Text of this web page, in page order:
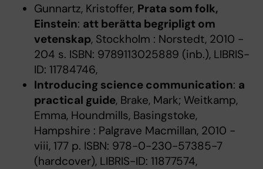
Gunnartz, Kristoffer, Prata som folk,
Einstein: att berätta begripligt om
vetenskap, Stockholm : Norstedt, 2010 -
204 s. ISBN: 9789113025889 (inb.), LIBRIS-
ID: 11784746,
Introducing science communication: a
practical guide, Brake, Mark; Weitkamp,
Emma, Houndmills, Basingstoke,
Hampshire : Palgrave Macmillan, 2010 -
viii, 177 p. ISBN: 978-0-230-57385-7
(hardcover), LIBRIS-ID: 11877574,